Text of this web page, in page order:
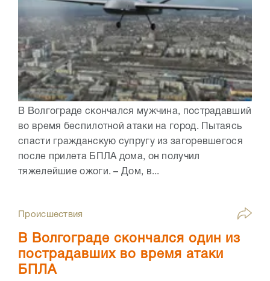
В Волгограде скончался мужчина, пострадавший
во время беспилотной атаки на город. Пытаясь
спасти гражданскую супругу из загоревшегося
после прилета БПЛА дома, он получил
тяжелейшие ожоги. – Дом, в...
Происшествия
В Волгограде скончался один из
пострадавших во время атаки
БПЛА